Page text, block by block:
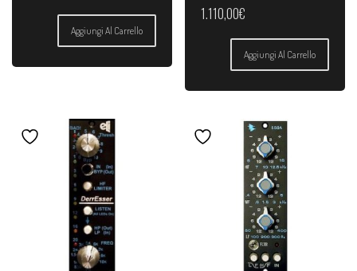
Aggiungi Al Carrello
1.110,00€
Aggiungi Al Carrello